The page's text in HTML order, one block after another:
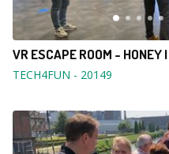
VR ESCAPE ROOM - HONEY
TECH4FUN - 20149